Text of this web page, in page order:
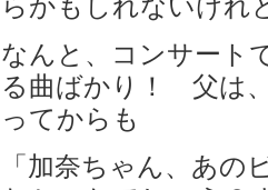
らかもしれないけれ
なんと、コンサート
る曲ばかり！ 父は
ってからも
「加奈ちゃん、あの